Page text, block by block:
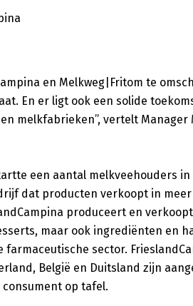
en Melkweg|Fritom te
En er ligt ook een solide
melkfabrieken”, vertelt Manager
een aantal melkveehouders
dat producten verkoopt in
produceert en verkoopt
maar ook ingrediënten en
sector.
België en Duitsland zijn
op tafel.